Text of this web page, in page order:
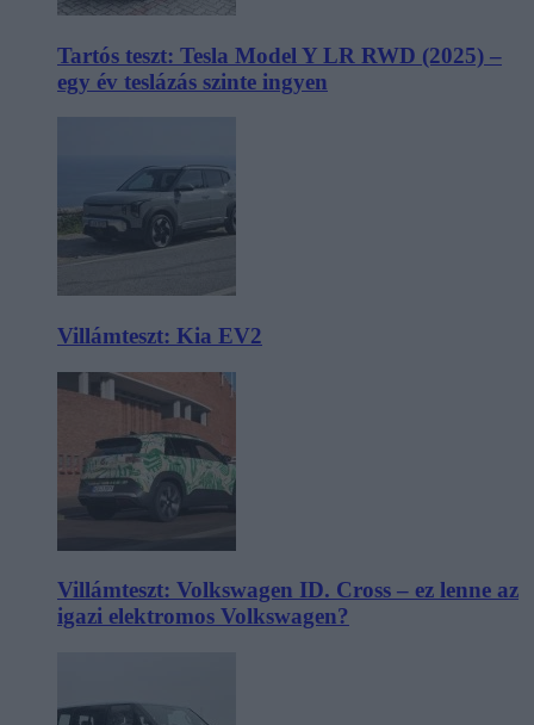
Tartós teszt: Tesla Model Y LR RWD (2025) –
egy év teslázás szinte ingyen
Villámteszt: Kia EV2
Villámteszt: Volkswagen ID. Cross – ez lenne az
igazi elektromos Volkswagen?